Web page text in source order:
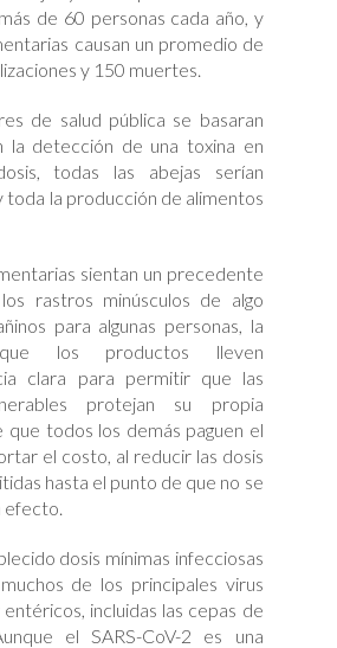
de 60 personas cada año, y
causan un promedio de
y 150 muertes.
de salud pública se basaran
la detección de una toxina en
todas las abejas serían
toda la producción de alimentos
sientan un precedente
rastros minúsculos de algo
para algunas personas, la
los productos lleven
clara para permitir que las
protejan su propia
que todos los demás paguen el
el costo, al reducir las dosis
hasta el punto de que no se
efecto.
dosis mínimas infecciosas
de los principales virus
incluidas las cepas de
el SARS-CoV-2 es una